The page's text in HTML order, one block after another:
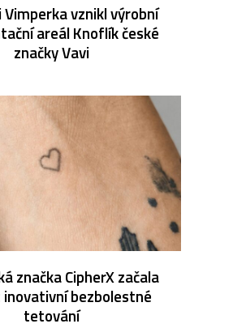
Vimperka vznikl výrobní
areál Knoflík české
značky Vavi
značka CipherX začala
bezbolestné
tetování